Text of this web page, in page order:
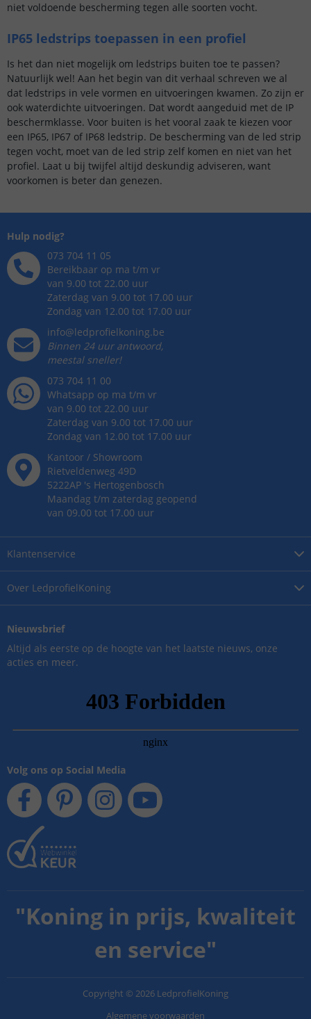
niet voldoende bescherming tegen alle soorten vocht.
IP65 ledstrips toepassen in een profiel
Is het dan niet mogelijk om ledstrips buiten toe te passen?
Natuurlijk wel! Aan het begin van dit verhaal schreven we al
dat ledstrips in vele vormen en uitvoeringen kwamen. Zo zijn er
ook waterdichte uitvoeringen. Dat wordt aangeduid met de IP
beschermklasse. Voor buiten is het vooral zaak te kiezen voor
een IP65, IP67 of IP68 ledstrip. De bescherming van de led strip
tegen vocht, moet van de led strip zelf komen en niet van het
profiel. Laat u bij twijfel altijd deskundig adviseren, want
voorkomen is beter dan genezen.
Over LedprofielKoning
Klantenservice
Hulp nodig?
073 704 11 05
Bereikbaar op ma t/m vr
van 9.00 tot 22.00 uur
Zaterdag van 9.00 tot 17.00 uur
Zondag van 12.00 tot 17.00 uur
info@ledprofielkoning.be
Binnen 24 uur antwoord,
meestal sneller!
073 704 11 00
Whatsapp op ma t/m vr
van 9.00 tot 22.00 uur
Zaterdag van 9.00 tot 17.00 uur
Zondag van 12.00 tot 17.00 uur
Kantoor / Showroom
Rietveldenweg 49D
5222AP 's Hertogenbosch
Maandag t/m zaterdag geopend
van 09.00 tot 17.00 uur
Nieuwsbrief
Altijd als eerste op de hoogte van het laatste nieuws, onze
acties en meer.
Volg ons op Social Media
"Koning in prijs, kwaliteit
en service"
Copyright © 2026 LedprofielKoning
Algemene voorwaarden